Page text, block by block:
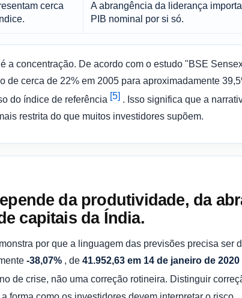
cerca
A abrangência da liderança
PIB nominal por si só.
a concentração. De acordo com o estudo "BSE
cerca de 22% em 2005 para aproximadamente
do índice de referência [5]. Isso significa que a
restrita do que muitos investidores supõem.
da produtividade, da
capitais da Índia.
por que a linguagem das previsões precisa ser
-38,07%, de 41.952,63 em 14 de janeiro de 2020
de crise, não uma correção rotineira. Distinguir